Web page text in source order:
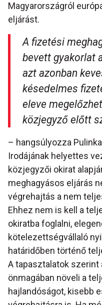
Magyarországról
eljárást.
A fizetési
bevett gyakorlat
azt azonban
késedelmes
eleve
közjegyző előtt
– hangsúlyozza
Irodájának helyettes
közjegyzői okirat
meghagyásos eljárás
végrehajtás a nem
Ehhez nem is kell a
okiratba foglalni,
kötelezettségvállaló
határidőben történő
A tapasztalatok
önmagában növeli a
hajlandóságot, kisebb